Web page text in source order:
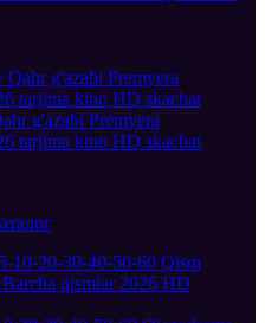
g'azabi Premyera
tarjima kino HD skachat